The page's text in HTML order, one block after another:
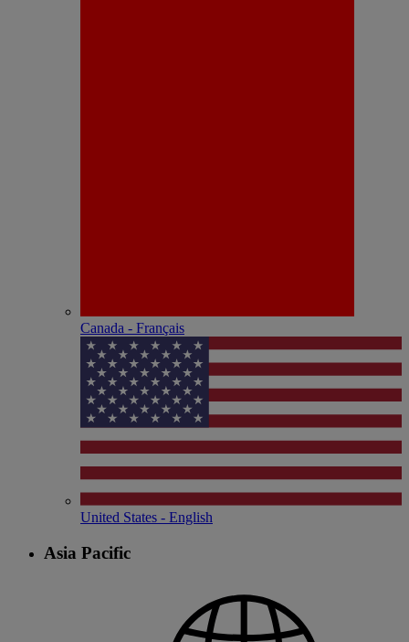
Canada - Français
United States - English
Asia Pacific